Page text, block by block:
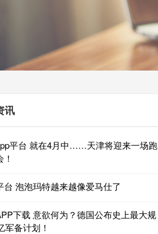
讯
平台 就在4月中……天津将迎来一场跑
台 泡泡玛特越来越像爱马仕了
下载 意欲何为？德国公布史上最大规
军备计划！